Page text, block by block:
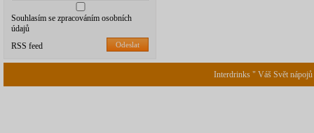
Souhlasím se zpracováním osobních
údajů
Odeslat
RSS feed
Interdrinks " Váš Svět